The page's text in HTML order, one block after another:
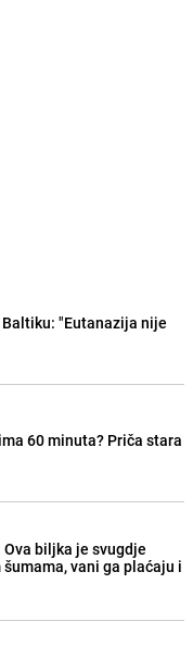
"Eutanazija nije
60 minuta? Priča stara
biljka je svugdje
vani ga plaćaju i